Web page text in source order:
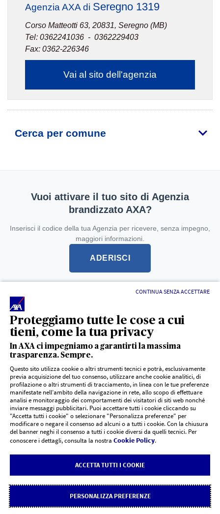
Proteggiamo tutte le cose a cui
tieni, come la tua privacy
In AXA ci impegniamo a garantirti la massima
trasparenza. Sempre.
Questo sito utilizza cookie o altri strumenti tecnici e potrà, esclusivamente
previa acquisizione del tuo consenso, utilizzare anche cookie analitici, di
profilazione o altri strumenti di tracciamento, in linea con le tue preferenze
manifestate nell’ambito della navigazione in rete, allo scopo di effettuare
analisi e monitoraggio dei comportamenti dei visitatori di siti web nonché
inviare messaggi pubblicitari. Puoi accettare tutti i cookie cliccando su
"Accetta tutti i cookie" o selezionare "Personalizza preferenze" per
modificare o negare il consenso ad alcuni o a tutti i cookie. Con la chiusura
del banner neghi il consenso a tutti i cookie diversi da quelli tecnici. Per
conoscere i dettagli, consulta la nostra Cookie Policy.
CONTINUA SENZA ACCETTARE
ACCETTA TUTTI I COOKIE
PERSONALIZZA PREFERENZE
Agenzia AXA di Seregno 1319
Corso Matteotti 63, 20831, Seregno (MB)
Tel: 0362241036 - 0362229403
Fax: 0362-226346
Vai al sito dell'agenzia
Cerca per comune
Vuoi attivare il tuo sito di Agenzia
brandizzato AXA?
Inserisci il codice della tua Agenzia per ricevere, senza impegno,
maggiori informazioni.
ADERISCI
L'intermediario è soggetto alla vigilanza dell'IVASS -
registro unico degli intermediari
LINK UTILI
Documenti PRIIPs
Carta degli impegni
Quotazione e rendimenti
DOCUMENTI E SUPPORTO
Siti agenzie AXA
Reclami
Comunicazioni AXA Assicurazioni
AXA Italia | AXA Corporate
Area Media
CONTATTI
Dichiarazione di accessibilità Cookie Policy
Rivedi le tue scelte sui Cookie
Policy Privacy
© 2026 AXA Assicurazioni S.p.A. - Partita IVA 00902170018